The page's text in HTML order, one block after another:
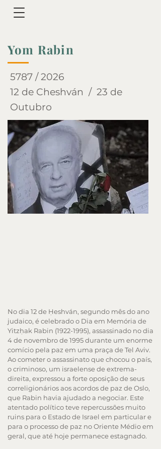
Yom Rabin
5787 / 2026
12 de Cheshván / 23 de
Outubro
No dia 12 de Ḥeshván, segundo mês do ano
judaico, é celebrado o Dia em Memória de
Yitzḥak Rabin (1922-1995), assassinado no dia
4 de novembro de 1995 durante um enorme
comício pela paz em uma praça de Tel Aviv.
Ao cometer o assassinato que chocou o país,
o criminoso, um israelense de extrema-
direita, expressou a forte oposição de seus
correligionários aos acordos de paz de Oslo,
que Rabin havia ajudado a negociar. Este
atentado político teve repercussões muito
ruins para o Estado de Israel em particular e
para o processo de paz no Oriente Médio em
geral, que até hoje permanece estagnado.